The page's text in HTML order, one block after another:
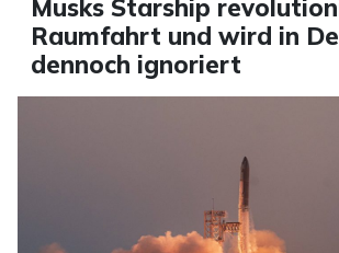
Musks Starship
Raumfahrt und wird in
dennoch ignoriert